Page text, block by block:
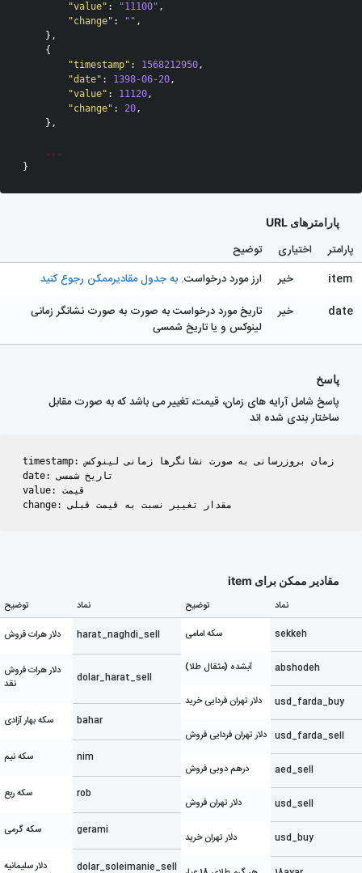
"value" : "11100" ,
"change" : "" ,
},
{
"timestamp" : 1568212950,
"date" : 1398-06-20,
"value" : 11120,
"change" : 20,
},
...
}
پارامترهای URL
پارامتر اختیاری
توضیح
item
خیر ارز مورد درخواست. به جدول مقادیرممکن رجوع کنید
date
خیر
تاریخ مورد درخواست به صورت به صورت نشانگر زمانی
لینوکس و یا تاریخ شمسی
پاسخ
پاسخ شامل آرایه های زمان، قیمت، تغییر می باشد که به صورت مقابل
ساختار بندی شده اند
timestamp: زمان بروزرسانی به صورت نشانگرها زمانی لینوکس
date: تاریخ شمسی
value: قیمت
مقادیر ممکن برای item
نماد
توضیح
sekkeh
سکه امامی
abshodeh آبشده (مثقال طلا)
usd_farda_buy دلار تهران فردایی خرید
usd_farda_sell دلار تهران فردایی فروش
aed_sell درهم دوبی فروش
usd_sell دلار تهران فروش
usd_buy دلار تهران خرید
نماد
توضیح
harat_naghdi_sell
دلار هرات فروش
dolar_harat_sell
دلار هرات فروش
نقد
bahar سکه بهار آزادی
nim سکه نیم
rob سکه ربع
gerami سکه گرمی
dolar_soleimanie_sell دلار سلیمانیه